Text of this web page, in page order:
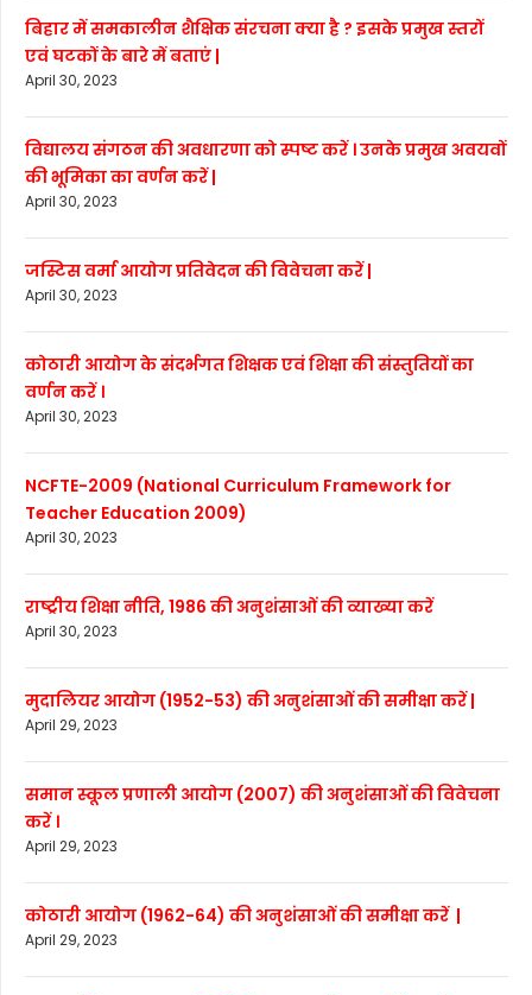
बिहार में समकालीन शैक्षिक संरचना क्या है ? इसके प्रमुख स्तरों
एवं घटकों के बारे में बताएं |
April 30, 2023
विद्यालय संगठन की अवधारणा को स्पष्ट करें । उनके प्रमुख अवयवों
की भूमिका का वर्णन करें |
April 30, 2023
जस्टिस वर्मा आयोग प्रतिवेदन की विवेचना करें |
April 30, 2023
कोठारी आयोग के संदर्भगत शिक्षक एवं शिक्षा की संस्तुतियों का
वर्णन करें ।
April 30, 2023
NCFTE-2009 (National Curriculum Framework for
Teacher Education 2009)
April 30, 2023
राष्ट्रीय शिक्षा नीति, 1986 की अनुशंसाओं की व्याख्या करें
April 30, 2023
मुदालियर आयोग (1952-53) की अनुशंसाओं की समीक्षा करें |
April 29, 2023
समान स्कूल प्रणाली आयोग (2007) की अनुशंसाओं की विवेचना
करें ।
April 29, 2023
कोठारी आयोग (1962-64) की अनुशंसाओं की समीक्षा करें |
April 29, 2023